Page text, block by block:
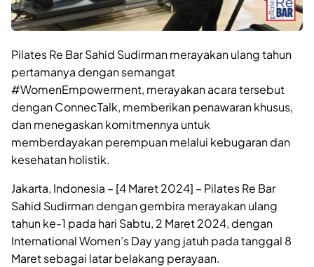
Pilates Re Bar Sahid Sudirman merayakan ulang tahun
pertamanya dengan semangat
#WomenEmpowerment, merayakan acara tersebut
dengan ConnecTalk, memberikan penawaran khusus,
dan menegaskan komitmennya untuk
memberdayakan perempuan melalui kebugaran dan
kesehatan holistik.
Jakarta, Indonesia – [4 Maret 2024] – Pilates Re Bar
Sahid Sudirman dengan gembira merayakan ulang
tahun ke-1 pada hari Sabtu, 2 Maret 2024, dengan
International Women’s Day yang jatuh pada tanggal 8
Maret sebagai latar belakang perayaan.